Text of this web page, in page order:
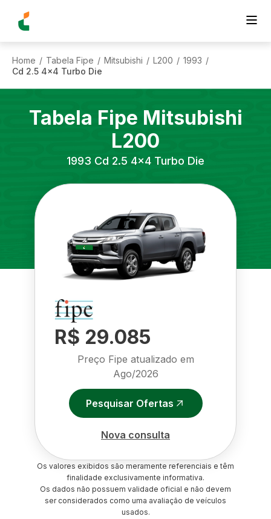
Home / Tabela Fipe / Mitsubishi / L200 / 1993 /
Cd 2.5 4x4 Turbo Die
Tabela Fipe Mitsubishi
L200
1993 Cd 2.5 4x4 Turbo Die
R$ 29.085
Preço Fipe atualizado em
Ago/2026
Pesquisar Ofertas
Nova consulta
Os valores exibidos são meramente referenciais e têm
finalidade exclusivamente informativa.
Os dados não possuem validade oficial e não devem
ser considerados como uma avaliação de veículos
usados.